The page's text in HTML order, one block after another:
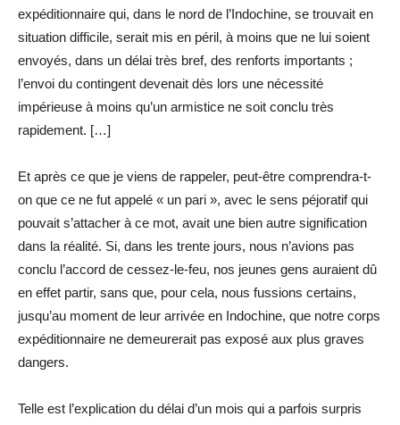
expéditionnaire qui, dans le nord de l’Indochine, se trouvait en
situation difficile, serait mis en péril, à moins que ne lui soient
envoyés, dans un délai très bref, des renforts importants ;
l’envoi du contingent devenait dès lors une nécessité
impérieuse à moins qu’un armistice ne soit conclu très
rapidement. […]
Et après ce que je viens de rappeler, peut-être comprendra-t-
on que ce ne fut appelé « un pari », avec le sens péjoratif qui
pouvait s’attacher à ce mot, avait une bien autre signification
dans la réalité. Si, dans les trente jours, nous n’avions pas
conclu l’accord de cessez-le-feu, nos jeunes gens auraient dû
en effet partir, sans que, pour cela, nous fussions certains,
jusqu’au moment de leur arrivée en Indochine, que notre corps
expéditionnaire ne demeurerait pas exposé aux plus graves
dangers.
Telle est l’explication du délai d’un mois qui a parfois surpris